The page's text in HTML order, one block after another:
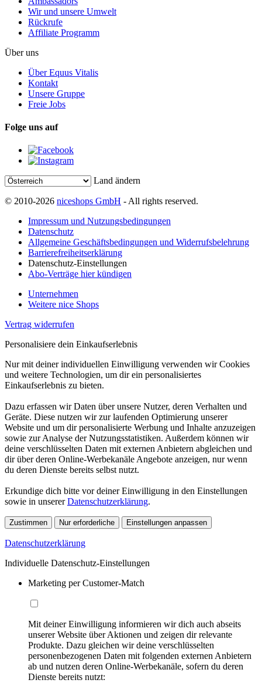
Wir und unsere Umwelt
Rückrufe
Affiliate Programm
Über uns
Über Equus Vitalis
Kontakt
Unsere Gruppe
Freie Jobs
Folge uns auf
Land ändern
© 2010-2026 niceshops GmbH - All rights reserved.
Impressum und Nutzungsbedingungen
Datenschutz
Allgemeine Geschäftsbedingungen und Widerrufsbelehrung
Barrierefreiheitserklärung
Datenschutz-Einstellungen
Abo-Verträge hier kündigen
Unternehmen
Weitere nice Shops
Vertrag widerrufen
Personalisiere dein Einkaufserlebnis
Nur mit deiner individuellen Einwilligung verwenden wir Cookies
und weitere Technologien, um dir ein personalisiertes
Einkaufserlebnis zu bieten.
Dazu erfassen wir Daten über unsere Nutzer, deren Verhalten und
Geräte. Diese nutzen wir zur laufenden Optimierung unserer
Website und um dir personalisierte Werbung und Inhalte anzuzeigen
sowie zur Analyse der Nutzungsstatistiken. Außerdem können wir
deine verschlüsselten Daten mit externen Anbietern abgleichen und
dir über deren Online-Werbekanäle Angebote anzeigen, nur wenn
du deren Dienste bereits selbst nutzt.
Erkundige dich bitte vor deiner Einwilligung in den Einstellungen
sowie in unsererDatenschutzerklärung.
Zustimmen Nur erforderliche Einstellungen anpassen
Datenschutzerklärung
Individuelle Datenschutz-Einstellungen
Marketing per Customer-Match
Mit deiner Einwilligung informieren wir dich auch abseits
unserer Website über Aktionen und zeigen dir relevante
Produkte. Dazu gleichen wir deine verschlüsselten
personenbezogenen Daten mit folgenden externen Anbietern
ab und nutzen deren Online-Werbekanäle, sofern du deren
Dienste bereits nutzt: